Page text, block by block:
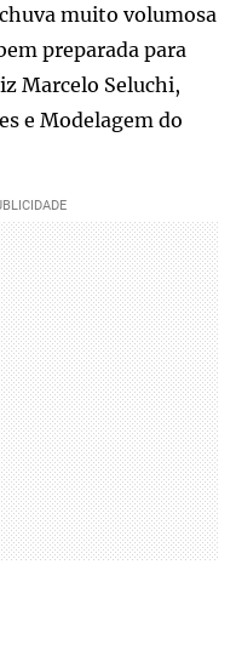
muito volumosa
preparada para
Marcelo Seluchi,
e Modelagem do